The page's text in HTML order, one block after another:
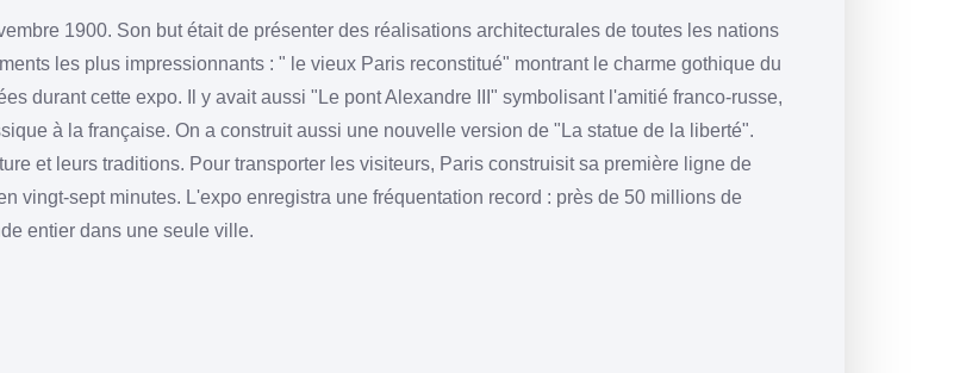
1900. Son but était de présenter des réalisations architecturales de toutes les nations
les plus impressionnants : " le vieux Paris reconstitué" montrant le charme gothique du
durant cette expo. Il y avait aussi "Le pont Alexandre III" symbolisant l'amitié franco-russe,
à la française. On a construit aussi une nouvelle version de "La statue de la liberté".
et leurs traditions. Pour transporter les visiteurs, Paris construisit sa première ligne de
vingt-sept minutes. L'expo enregistra une fréquentation record : près de 50 millions de
entier dans une seule ville.